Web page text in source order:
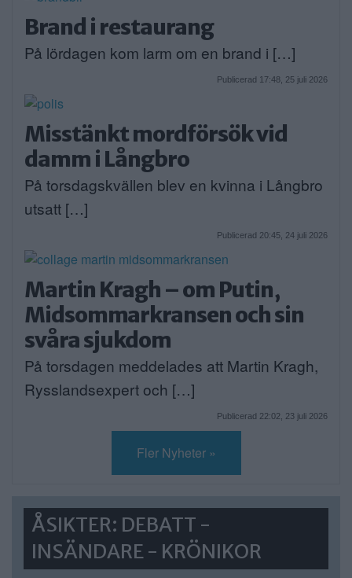
Brand i restaurang
På lördagen kom larm om en brand i […]
Publicerad 17:48, 25 juli 2026
Misstänkt mordförsök vid
damm i Långbro
På torsdagskvällen blev en kvinna i Långbro
utsatt […]
Publicerad 20:45, 24 juli 2026
Martin Kragh – om Putin,
Midsommarkransen och sin
svåra sjukdom
På torsdagen meddelades att Martin Kragh,
Rysslandsexpert och […]
Publicerad 22:02, 23 juli 2026
Fler Nyheter »
ÅSIKTER: DEBATT -
INSÄNDARE - KRÖNIKOR